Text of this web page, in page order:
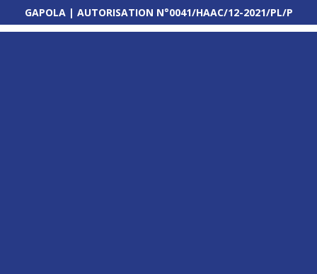
GAPOLA | AUTORISATION N°0041/HAAC/12-2021/PL/P